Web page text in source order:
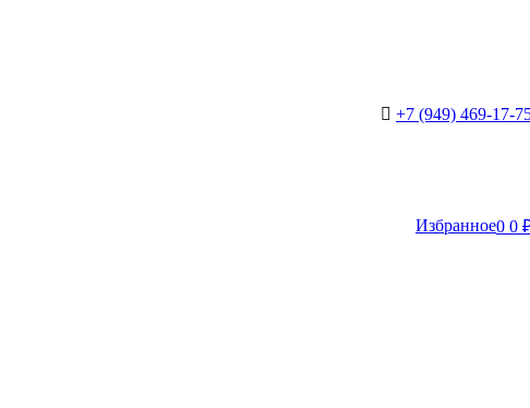
+7 (949) 469-17-
Избранное0 0